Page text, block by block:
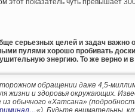
этот показатель чуть превышает
серьезных целей и задач
пулями хорошо пробивать
энергию. То же верно и
обращении даже 4,5-
жизни и здоровья окружающих.
из обычного «Хатсана»